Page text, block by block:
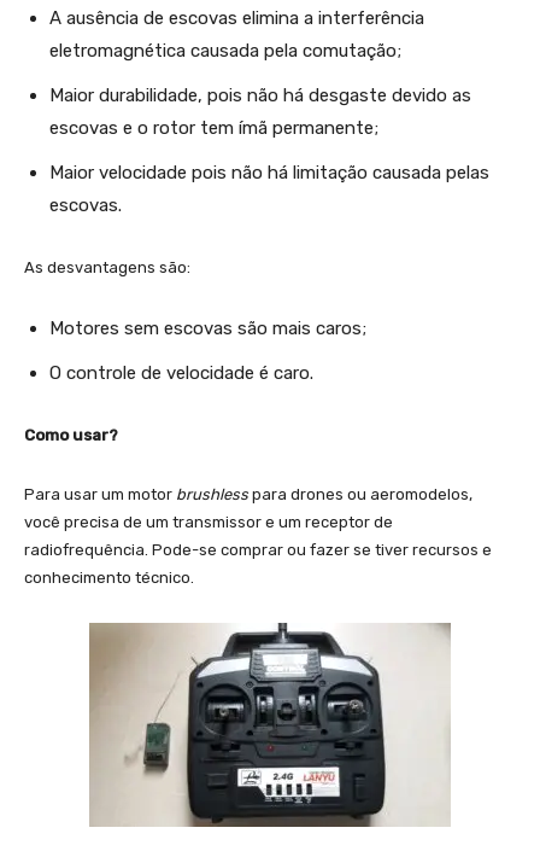
{
r
p
m
}
A ausência de escovas elimina a interferência
eletromagnética causada pela comutação;
Maior durabilidade, pois não há desgaste devido as
escovas e o rotor tem ímã permanente;
Maior velocidade pois não há limitação causada pelas
escovas.
As desvantagens são:
Motores sem escovas são mais caros;
O controle de velocidade é caro.
Como usar?
Para usar um motor brushless para drones ou aeromodelos,
você precisa de um transmissor e um receptor de
radiofrequência. Pode-se comprar ou fazer se tiver recursos e
conhecimento técnico.